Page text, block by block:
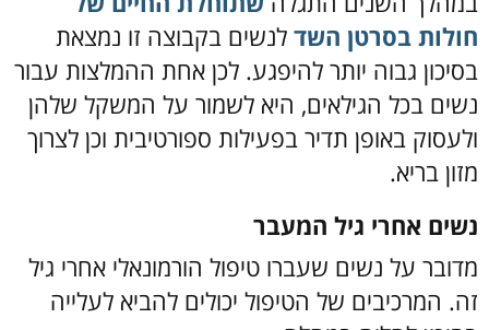
חולות בסרטן השדלנשים בקבוצה זו נמצאת
בסיכון גבוה יותר להיפגע. לכן אחת ההמלצות עבור
נשים בכל הגילאים, היא לשמור על המשקל שלהן
ולעסוק באופן תדיר בפעילות ספורטיבית וכן לצרוך
מזון בריא.
נשים אחרי גיל המעבר
מדובר על נשים שעברו טיפול הורמונאלי אחרי גיל
זה. המרכיבים של הטיפול יכולים להביא לעלייה